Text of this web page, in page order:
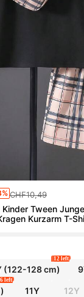
CHF10,49
Kinder Tween
Kurzarm T-
(122-128 cm)
12 left
left
11Y 12Y